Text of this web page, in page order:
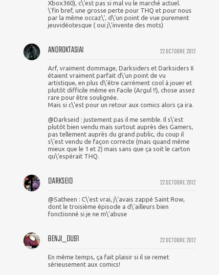
Xbox360), c\'est pas si mal vu le marché actuel.
\'fin bref, une grosse perte pour THQ et pour nous
par la même occaz\', d\'un point de vue purement
jeuvidéotesque ( oui j\'invente des mots)
22 OCTOBRE 2012
ANDROKTASIAI
Arf, vraiment dommage, Darksiders et Darksiders II
étaient vraiment parfait d\'un point de vu
artistique, en plus d\'être carrément cool à jouer et
plutôt difficile même en Facile (Argul !!), chose assez
rare pour être soulignée.
Mais si c\'est pour un retour aux comics alors ça ira.
@Darkseid : justement pas il me semble. Il s\'est
plutôt bien vendu mais surtout auprès des Gamers,
pas tellement auprès du grand public, du coup il
s\'est vendu de façon correcte (mais quand même
mieux que le 1 et 2) mais sans que ça soit le carton
qu\'espérait THQ.
22 OCTOBRE 2012
DARKSEID
@Satheen : C\'est vrai, j\'avais zappé Saint Row,
dont le troisième épisode a d\'ailleurs bien
fonctionné si je ne m\'abuse
22 OCTOBRE 2012
BENJI_DU91
En même temps, ça fait plaisir si il se remet
sérieusement aux comics!